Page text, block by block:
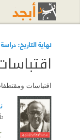
نهاية التاريخ:
اقتباسات